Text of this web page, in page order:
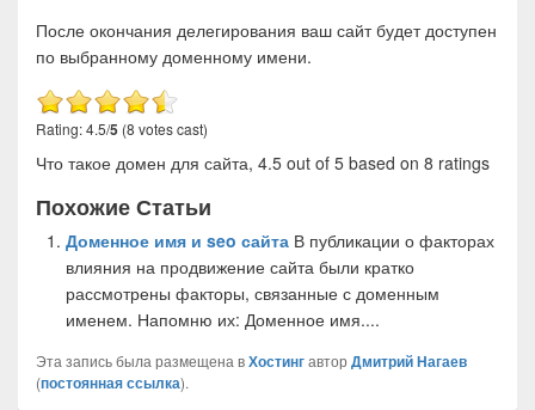
После окончания делегирования ваш сайт будет доступен
по выбранному доменному имени.
Rating: 4.5/5 (8 votes cast)
Что такое домен для сайта, 4.5 out of 5 based on 8 ratings
Похожие Статьи
Доменное имя и seo сайта В публикации о факторах
влияния на продвижение сайта были кратко
рассмотрены факторы, связанные с доменным
именем. Напомню их: Доменное имя....
Эта запись была размещена вХостингавтор Дмитрий Нагаев
(постоянная ссылка).